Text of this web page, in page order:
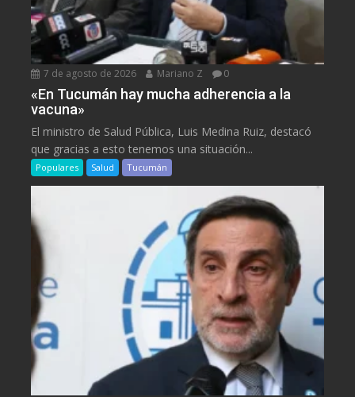
7 de agosto de 2026 Mariano Z 0
«En Tucumán hay mucha adherencia a la
vacuna»
El ministro de Salud Pública, Luis Medina Ruiz, destacó
que gracias a esto tenemos una situación...
Populares Salud Tucumán